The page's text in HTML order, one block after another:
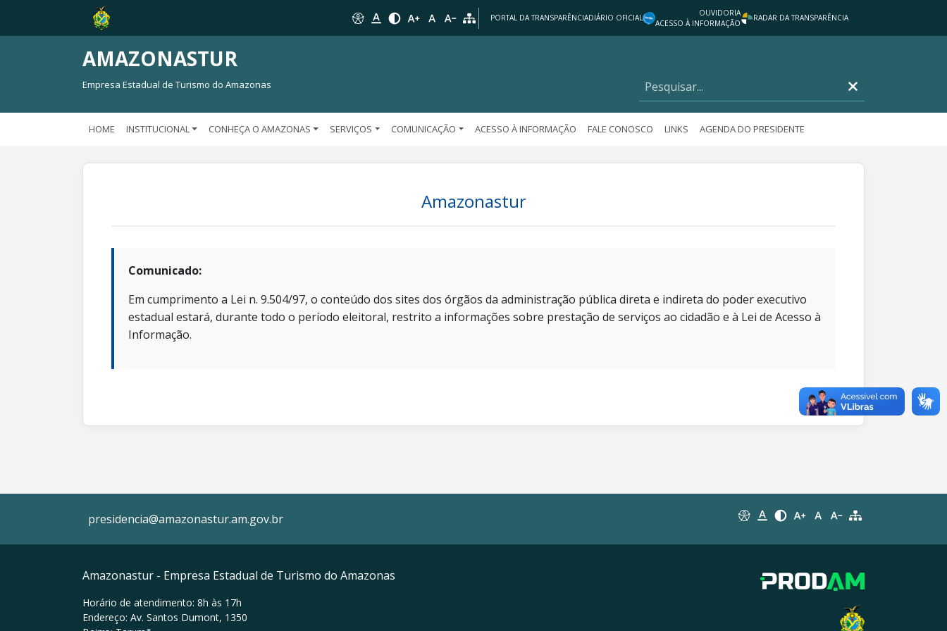
PORTAL DA TRANSPARÊNCIADIÁRIO OFICIAL
OUVIDORIA
ACESSO À INFORMAÇÃO
RADAR DA TRANSPARÊNCIA
AMAZONASTUR
Empresa Estadual de Turismo do Amazonas
HOME INSTITUCIONAL CONHEÇA O AMAZONAS SERVIÇOS COMUNICAÇÃO ACESSO À INFORMAÇÃO FALE CONOSCO LINKS AGENDA DO PRESIDENTE
Amazonastur
Comunicado:
Em cumprimento a Lei n. 9.504/97, o conteúdo dos sites dos órgãos da administração pública direta e indireta do poder executivo
estadual estará, durante todo o período eleitoral, restrito a informações sobre prestação de serviços ao cidadão e à Lei de Acesso à
Informação.
presidencia@amazonastur.am.gov.br
Amazonastur - Empresa Estadual de Turismo do Amazonas
Horário de atendimento: 8h às 17h
Endereço: Av. Santos Dumont, 1350